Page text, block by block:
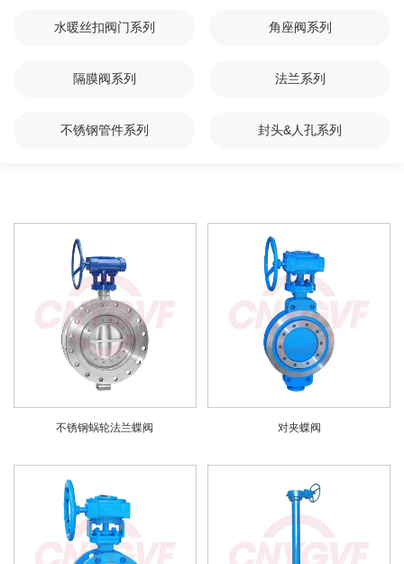
水暖丝扣阀门系列 角座阀系列
隔膜阀系列 法兰系列
不锈钢管件系列 封头&人孔系列
不锈钢蜗轮法兰蝶阀 对夹蝶阀